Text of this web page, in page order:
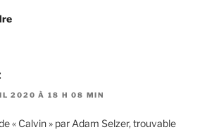
2020 À 18 H 08 MIN
« Calvin » par Adam Selzer, trouvable